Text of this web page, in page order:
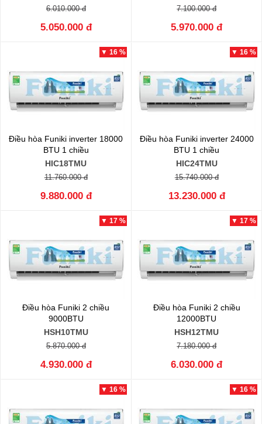
6.010.000 đ
5.050.000 đ
7.100.000 đ
5.970.000 đ
▼ 16 %
Điều hòa Funiki inverter 18000
BTU 1 chiều
HIC18TMU
11.760.000 đ
9.880.000 đ
▼ 16 %
Điều hòa Funiki inverter 24000
BTU 1 chiều
HIC24TMU
15.740.000 đ
13.230.000 đ
▼ 17 %
Điều hòa Funiki 2 chiều
9000BTU
HSH10TMU
5.870.000 đ
4.930.000 đ
▼ 17 %
Điều hòa Funiki 2 chiều
12000BTU
HSH12TMU
7.180.000 đ
6.030.000 đ
▼ 16 % ▼ 16 %